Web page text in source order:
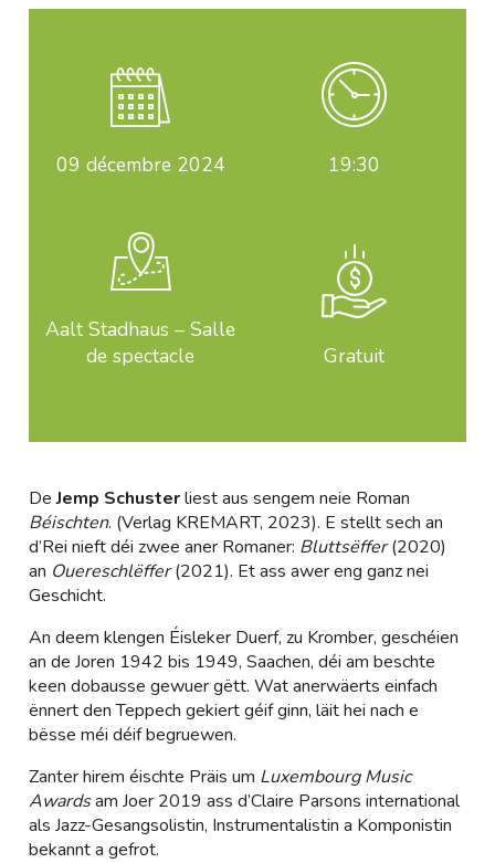
09 décembre 2024 19:30
Aalt Stadhaus – Salle
de spectacle
Gratuit
DeJemp Schusterliest aus sengem neie Roman
Béischten. (Verlag KREMART, 2023). E stellt sech an
d’Rei nieft déi zwee aner Romaner: Bluttsëffer(2020)
an Ouereschlëffer(2021). Et ass awer eng ganz nei
Geschicht.
An deem klengen Éisleker Duerf, zu Kromber, geschéien
an de Joren 1942 bis 1949, Saachen, déi am beschte
keen dobausse gewuer gëtt. Wat anerwäerts einfach
ënnert den Teppech gekiert géif ginn, läit hei nach e
bësse méi déif begruewen.
Zanter hirem éischte Präis um Luxembourg Music
Awardsam Joer 2019 ass d’Claire Parsons international
als Jazz-Gesangsolistin, Instrumentalistin a Komponistin
bekannt a gefrot.